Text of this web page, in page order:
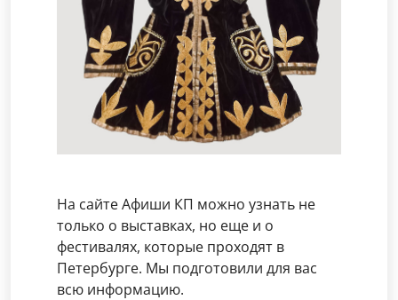
На сайте Афиши КП можно узнать не
только о выставках, но еще и о
фестивалях, которые проходят в
Петербурге. Мы подготовили для вас
всю информацию.